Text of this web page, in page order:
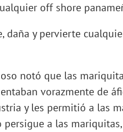
off shore
daña y pervierte
notó que las
vorazmente de
y les permitió a las
a las